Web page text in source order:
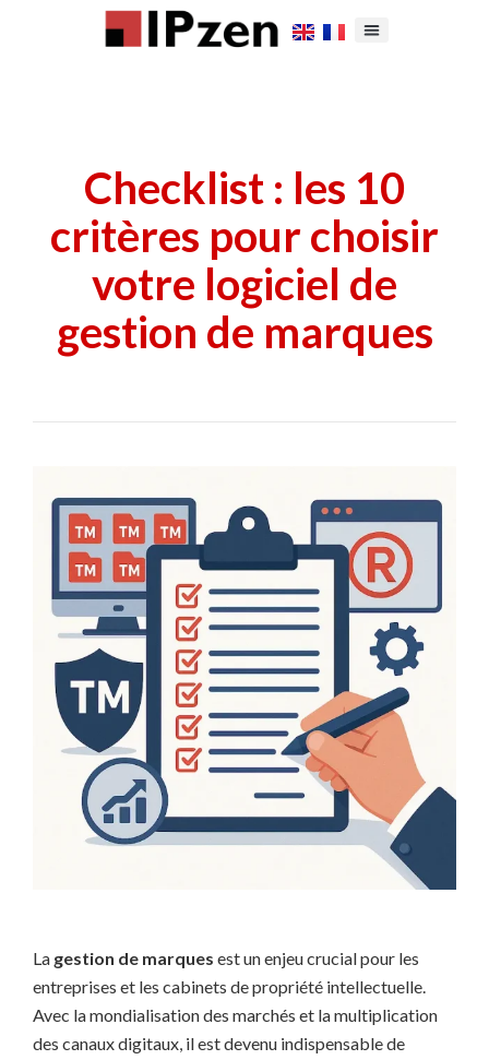
Checklist : les 10
critères pour choisir
votre logiciel de
gestion de marques
La gestion de marques est un enjeu crucial pour les
entreprises et les cabinets de propriété intellectuelle.
Avec la mondialisation des marchés et la multiplication
des canaux digitaux, il est devenu indispensable de